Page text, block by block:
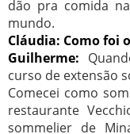
dão pra comida
mundo.
Cláudia: Como foi
Guilherme:
curso de extensão
Comecei como
restaurante
sommelier de